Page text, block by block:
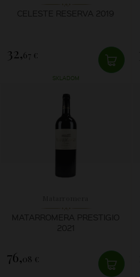
CELESTE RESERVA 2019
32,67 €
SKLADOM
MATARROMERA PRESTIGIO
2021
76,08 €